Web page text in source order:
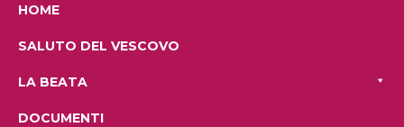
HOME
SALUTO DEL VESCOVO
LA BEATA
DOCUMENTI